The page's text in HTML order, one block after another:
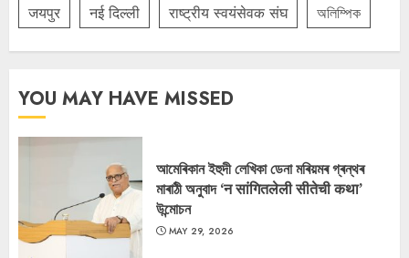
जयपुर
नई दिल्ली राष्ट्रीय स्वयंसेवक संघ অলিম্পিক
YOU MAY HAVE MISSED
আমেৰিকান ইহুদী লেখিকা ডেনা মৰিয়মৰ গ্ৰন্থৰ
মাৰাঠী অনুবাদ ‘न सांगितलेली सीतेची कथा’
উন্মোচন
MAY 29, 2026